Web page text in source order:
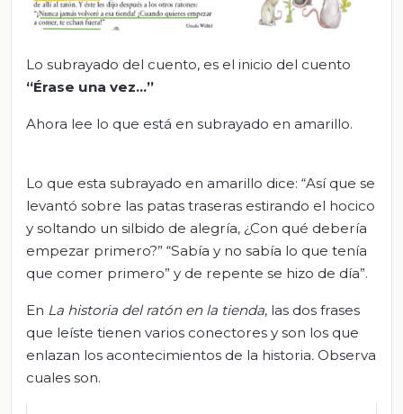
Lo subrayado del cuento, es el inicio del cuento
“Érase una vez...”
Ahora lee lo que está en subrayado en amarillo.
Lo que esta subrayado en amarillo dice: “Así que se
levantó sobre las patas traseras estirando el hocico
y soltando un silbido de alegría, ¿Con qué debería
empezar primero?” “Sabía y no sabía lo que tenía
que comer primero” y de repente se hizo de día”.
En La historia del ratón en la tienda, las dos frases
que leíste tienen varios conectores y son los que
enlazan los acontecimientos de la historia. Observa
cuales son.